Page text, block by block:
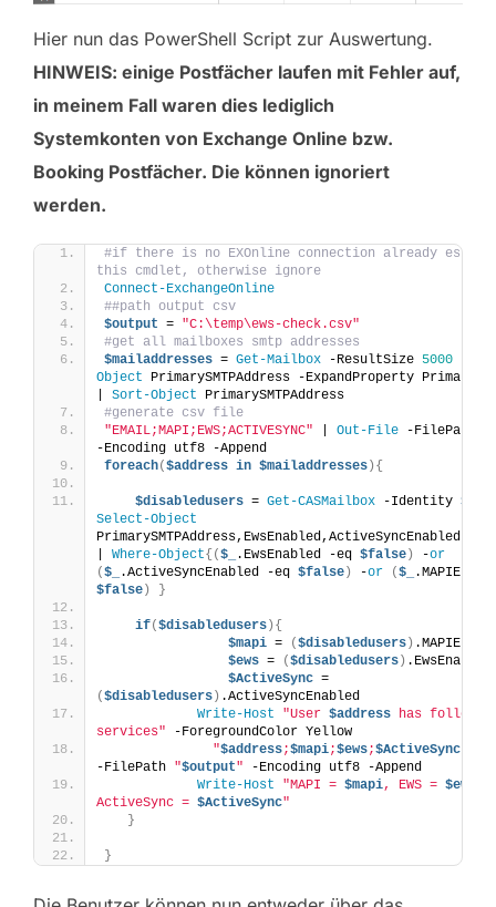
Hier nun das PowerShell Script zur Auswertung.
HINWEIS: einige Postfächer laufen mit Fehler auf,
in meinem Fall waren dies lediglich
Systemkonten von Exchange Online bzw.
Booking Postfächer. Die können ignoriert
werden.
#if there is no EXOnline connection already
this cmdlet, otherwise ignore
Connect-ExchangeOnline
##path output csv
$output = "C:\temp\ews-check.csv"
#get all mailboxes smtp addresses
$mailaddresses = Get-Mailbox -ResultSize 5000
Object PrimarySMTPAddress -ExpandProperty
Sort-Object PrimarySMTPAddress
#generate csv file
"EMAIL;MAPI;EWS;ACTIVESYNC"
Out-File -FilePath
-Encoding utf8 -Append
foreach($address in $mailaddresses ){
$disabledusers = Get-CASMailbox -Identity
Select-Object
Where-Object{($_ .EwsEnabled -eq $false ) -or
($_ .ActiveSyncEnabled -eq $false ) -or ($_
$false ) }
if($disabledusers ){
$mapi = ($disabledusers )
$ews = ($disabledusers ) .EwsEnabled
$ActiveSync
($disabledusers ) .ActiveSyncEnabled
Write-Host
"User $address has
services" -ForegroundColor Yellow
"$address;$mapi;$ews;$ActiveSync
-FilePath "$output" -Encoding utf8 -Append
Write-Host
"MAPI = $mapi, EWS = $ews
ActiveSync = $ActiveSync"
}
}